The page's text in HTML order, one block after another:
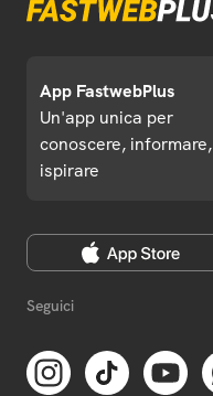
App FastwebPlus
Un'app unica per
conoscere, informare,
ispirare
Seguici